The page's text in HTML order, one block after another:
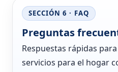
SECCIÓN 6 · FAQ
Preguntas
Respuestas rápidas
servicios para el hogar